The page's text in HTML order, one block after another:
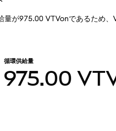
量が975.00 VTVonであるため、
循環供給量
975.00